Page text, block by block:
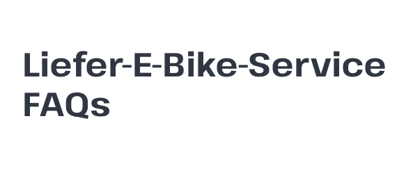
Liefer-E-Bike-Service
FAQs